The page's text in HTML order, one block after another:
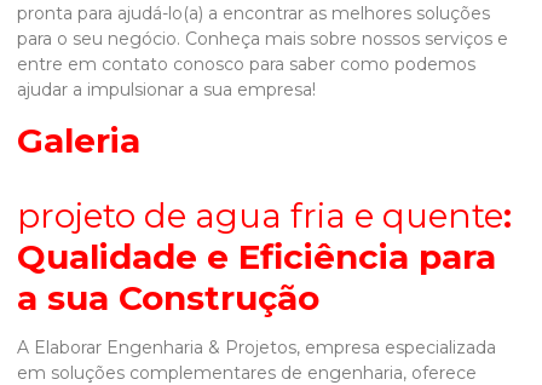
pronta para ajudá-lo(a) a encontrar as melhores soluções
para o seu negócio. Conheça mais sobre nossos serviços e
entre em contato conosco para saber como podemos
ajudar a impulsionar a sua empresa!
Galeria
projeto de agua fria e quente:
Qualidade e Eficiência para
a sua Construção
A Elaborar Engenharia & Projetos, empresa especializada
em soluções complementares de engenharia, oferece